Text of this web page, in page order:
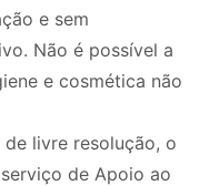
e sem
Não é possível a
e cosmética não
livre resolução, o
de Apoio ao